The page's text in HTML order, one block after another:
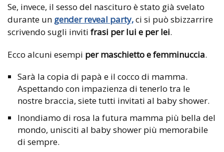
Se, invece, il sesso del nascituro è stato già svelato
durante un gender reveal party,ci si può sbizzarrire
scrivendo sugli inviti frasi per lui e per lei.
Ecco alcuni esempi per maschietto e femminuccia.
Sarà la copia di papà e il cocco di mamma.
Aspettando con impazienza di tenerlo tra le
nostre braccia, siete tutti invitati al baby shower.
Inondiamo di rosa la futura mamma più bella del
mondo, unisciti al baby shower più memorabile
di sempre.